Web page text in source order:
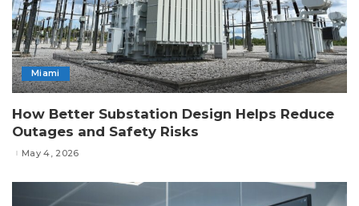
Miami
How Better Substation Design Helps Reduce
Outages and Safety Risks
May 4, 2026